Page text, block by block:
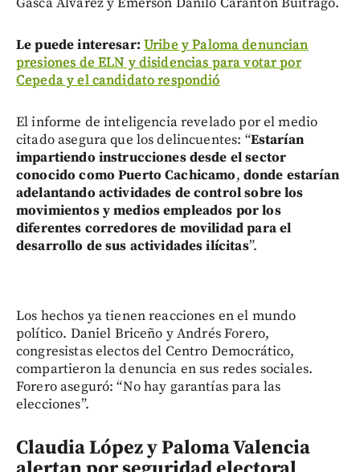
Le puede interesar: Uribe y Paloma denuncian
presiones de ELN y disidencias para votar por
Cepeda y el candidato respondió
El informe de inteligencia revelado por el medio
citado asegura que los delincuentes: “Estarían
impartiendo instrucciones desde el sector
conocido como Puerto Cachicamo, donde estarían
adelantando actividades de control sobre los
movimientos y medios empleados por los
diferentes corredores de movilidad para el
desarrollo de sus actividades ilícitas”.
Los hechos ya tienen reacciones en el mundo
político. Daniel Briceño y Andrés Forero,
congresistas electos del Centro Democrático,
compartieron la denuncia en sus redes sociales.
Forero aseguró: “No hay garantías para las
elecciones”.
Claudia López y Paloma Valencia